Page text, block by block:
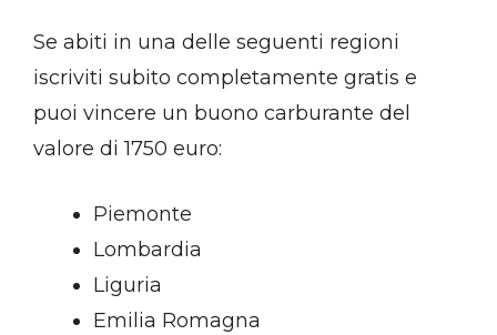
Se abiti in una delle seguenti regioni
iscriviti subito completamente gratis e
puoi vincere un buono carburante del
valore di 1750 euro:
Piemonte
Lombardia
Liguria
Emilia Romagna